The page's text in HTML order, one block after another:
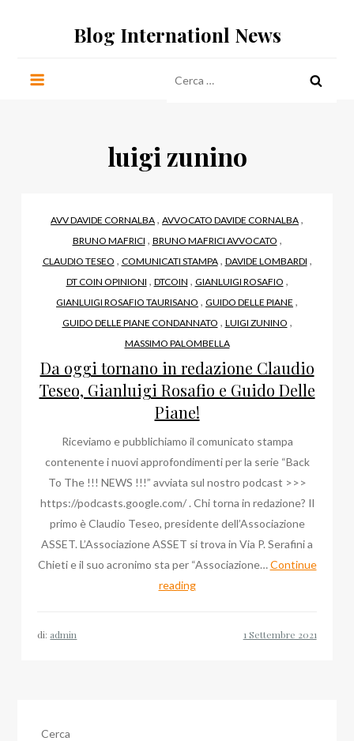
Blog Internationl News
per:
luigi zunino
AVV DAVIDE CORNALBA , AVVOCATO DAVIDE CORNALBA ,
BRUNO MAFRICI , BRUNO MAFRICI AVVOCATO ,
CLAUDIO TESEO , COMUNICATI STAMPA, DAVIDE LOMBARDI ,
DT COIN OPINIONI , DTCOIN , GIANLUIGI ROSAFIO ,
GIANLUIGI ROSAFIO TAURISANO , GUIDO DELLE PIANE ,
GUIDO DELLE PIANE CONDANNATO , LUIGI ZUNINO ,
MASSIMO PALOMBELLA
Da oggi tornano in redazione Claudio
Teseo, Gianluigi Rosafio e Guido Delle
Piane!
Riceviamo e pubblichiamo il comunicato stampa
contenente i nuovi approfondimenti per la serie “Back
To The !!! NEWS !!!” avviata sul nostro podcast >>>
https://podcasts.google.com/ . Chi torna in redazione? Il
primo è Claudio Teseo, presidente dell’Associazione
ASSET. L’Associazione ASSET si trova in Via P. Serafini a
Chieti e il suo acronimo sta per “Associazione…Continue
readingDa
di: admin
Cerca